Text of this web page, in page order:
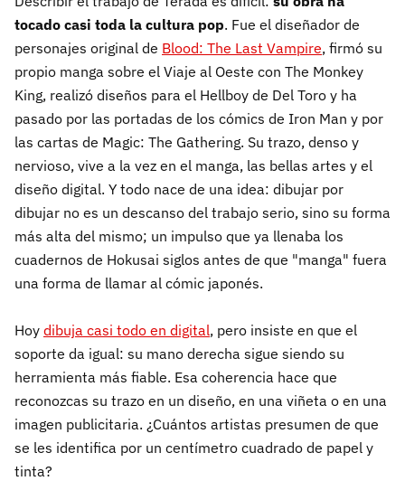
tocado casi toda la cultura pop. Fue el diseñador de
personajes original de Blood: The Last Vampire, firmó su
propio manga sobre el Viaje al Oeste con The Monkey
King, realizó diseños para el Hellboy de Del Toro y ha
pasado por las portadas de los cómics de Iron Man y por
las cartas de Magic: The Gathering. Su trazo, denso y
nervioso, vive a la vez en el manga, las bellas artes y el
diseño digital. Y todo nace de una idea: dibujar por
dibujar no es un descanso del trabajo serio, sino su forma
más alta del mismo; un impulso que ya llenaba los
cuadernos de Hokusai siglos antes de que "manga" fuera
una forma de llamar al cómic japonés.
Hoy dibuja casi todo en digital, pero insiste en que el
soporte da igual: su mano derecha sigue siendo su
herramienta más fiable. Esa coherencia hace que
reconozcas su trazo en un diseño, en una viñeta o en una
imagen publicitaria. ¿Cuántos artistas presumen de que
se les identifica por un centímetro cuadrado de papel y
tinta?